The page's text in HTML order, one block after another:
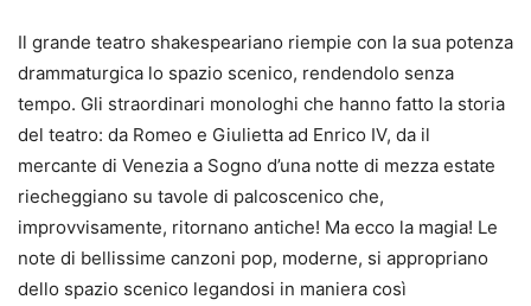
Il grande teatro shakespeariano riempie con la sua potenza
drammaturgica lo spazio scenico, rendendolo senza
tempo. Gli straordinari monologhi che hanno fatto la storia
del teatro: da Romeo e Giulietta ad Enrico IV, da il
mercante di Venezia a Sogno d’una notte di mezza estate
riecheggiano su tavole di palcoscenico che,
improvvisamente, ritornano antiche! Ma ecco la magia! Le
note di bellissime canzoni pop, moderne, si appropriano
dello spazio scenico legandosi in maniera così